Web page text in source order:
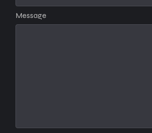
Message